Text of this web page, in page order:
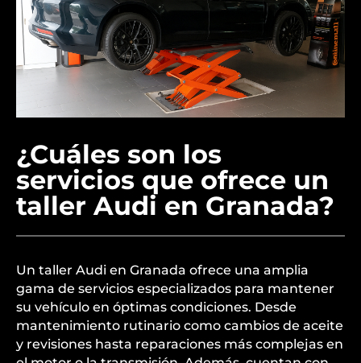
¿Cuáles son los
servicios que ofrece un
taller Audi en Granada?
Un taller Audi en Granada ofrece una amplia
gama de servicios especializados para mantener
su vehículo en óptimas condiciones. Desde
mantenimiento rutinario como cambios de aceite
y revisiones hasta reparaciones más complejas en